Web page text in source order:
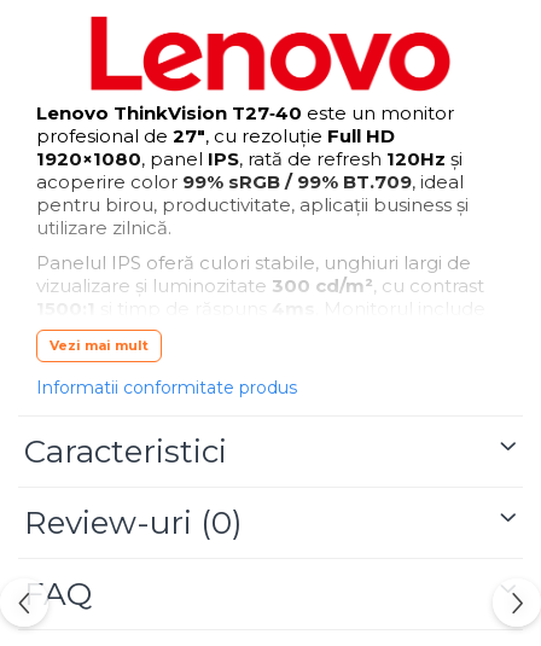
Lenovo ThinkVision T27‑40 este un monitor
profesional de 27", cu rezoluție Full HD
1920×1080, panel IPS, rată de refresh 120Hz și
acoperire color 99% sRGB / 99% BT.709, ideal
pentru birou, productivitate, aplicații business și
utilizare zilnică.
Panelul IPS oferă culori stabile, unghiuri largi de
vizualizare și luminozitate 300 cd/m², cu contrast
unUSB‑Hub 3.2 Gen1
rapidă a perifericelor, plus o gamă largă de porturi:
HDMI 1.4
DisplayPort 1.2 ,
downstream (15W),USB‑B upstream
Ergonomia este completă: tilt, swivel, pivot,
ajustare pe înălțime, iar designul NearEdgeless pe
setup‑uri multi‑monitor.
Certificările
TÜV Low Blue Light
STARconfirmă confortul vizual și eficiența
energetică.
Vezi mai mult
Informatii conformitate produs
Caracteristici
Review-uri (0)
FAQ